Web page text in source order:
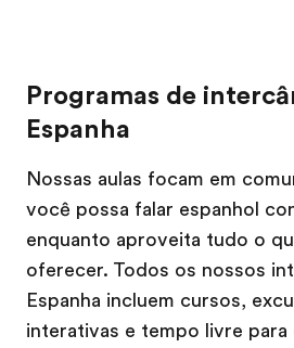
Programas de
Espanha
Nossas aulas focam em
você possa falar espanhol
enquanto aproveita tudo o
oferecer. Todos os nossos
Espanha incluem cursos,
interativas e tempo livre para